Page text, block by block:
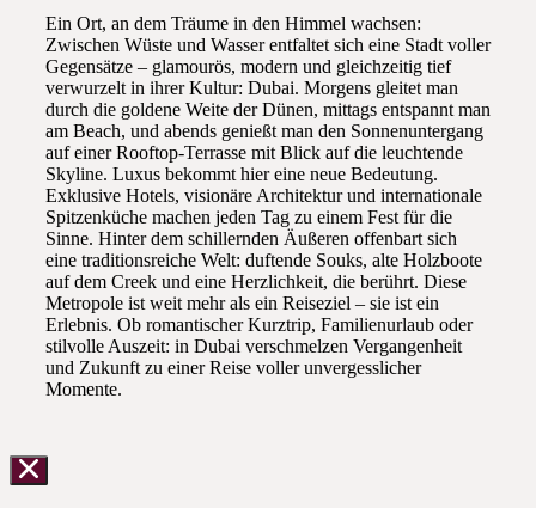
Ein Ort, an dem Träume in den Himmel wachsen:
Zwischen Wüste und Wasser entfaltet sich eine Stadt voller
Gegensätze – glamourös, modern und gleichzeitig tief
verwurzelt in ihrer Kultur: Dubai. Morgens gleitet man
durch die goldene Weite der Dünen, mittags entspannt man
am Beach, und abends genießt man den Sonnenuntergang
auf einer Rooftop-Terrasse mit Blick auf die leuchtende
Skyline. Luxus bekommt hier eine neue Bedeutung.
Exklusive Hotels, visionäre Architektur und internationale
Spitzenküche machen jeden Tag zu einem Fest für die
Sinne. Hinter dem schillernden Äußeren offenbart sich
eine traditionsreiche Welt: duftende Souks, alte Holzboote
auf dem Creek und eine Herzlichkeit, die berührt. Diese
Metropole ist weit mehr als ein Reiseziel – sie ist ein
Erlebnis. Ob romantischer Kurztrip, Familienurlaub oder
stilvolle Auszeit: in Dubai verschmelzen Vergangenheit
und Zukunft zu einer Reise voller unvergesslicher
Momente.